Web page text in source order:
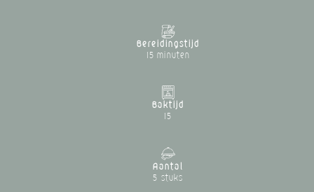
Bereidingstijd
15 minuten
Baktijd
15
Aantal
5 stuks